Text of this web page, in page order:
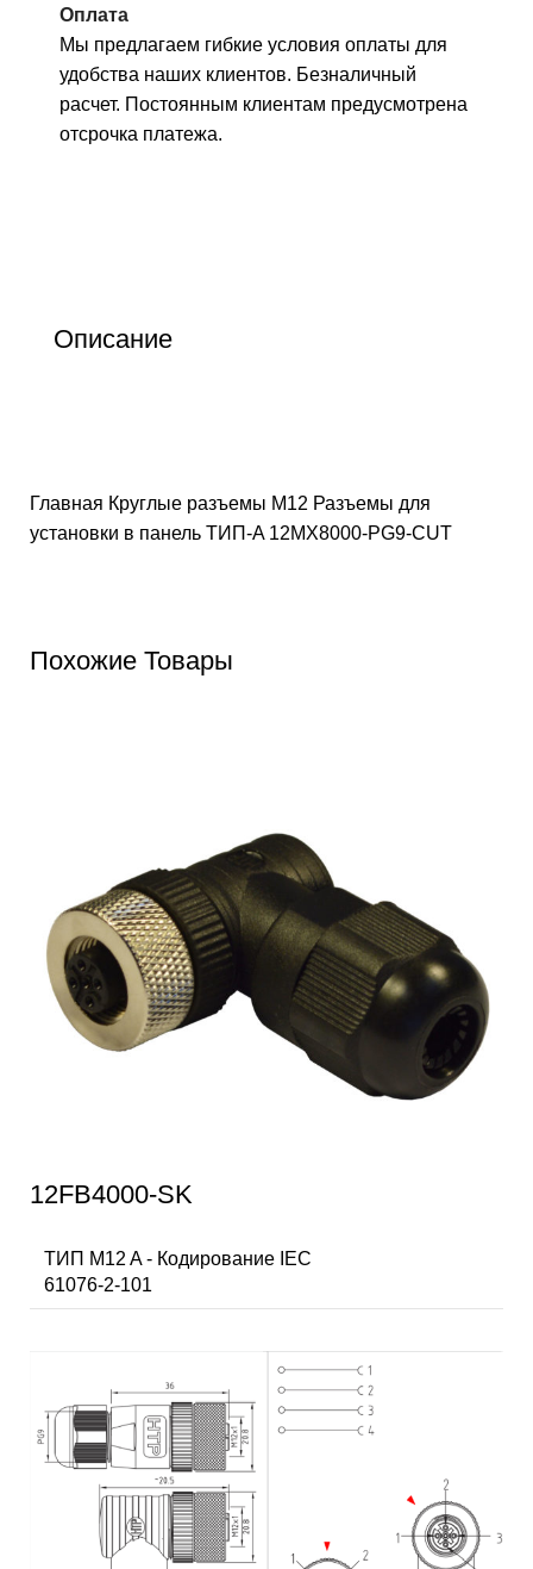
Оплата
Мы предлагаем гибкие условия оплаты для
удобства наших клиентов. Безналичный
расчет. Постоянным клиентам предусмотрена
отсрочка платежа.
Описание
Главная Круглые разъемы M12 Разъемы для
установки в панель ТИП-A 12MX8000-PG9-CUT
Похожие Товары
12FB4000-SK
ТИП M12 A - Кодирование IEC
61076-2-101